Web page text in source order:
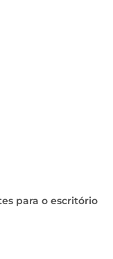
para o escritório